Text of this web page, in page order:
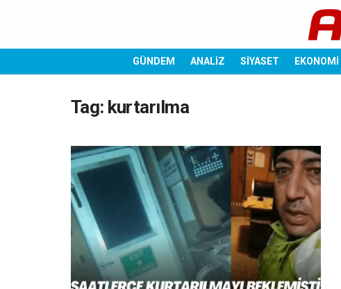
GÜNDEM ANALİZ SİYASET EKONOMİ
Tag: kurtarılma